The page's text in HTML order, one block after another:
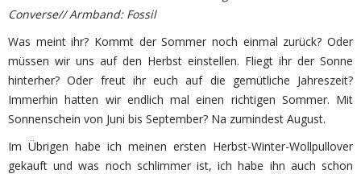
Converse// Armband: Fossil
Was meint ihr? Kommt der Sommer noch einmal zurück? Oder
müssen wir uns auf den Herbst einstellen. Fliegt ihr der Sonne
hinterher? Oder freut ihr euch auf die gemütliche Jahreszeit?
Immerhin hatten wir endlich mal einen richtigen Sommer. Mit
Sonnenschein von Juni bis September? Na zumindest August.
Im Übrigen habe ich meinen ersten Herbst-Winter-Wollpullover
gekauft und was noch schlimmer ist, ich habe ihn auch schon